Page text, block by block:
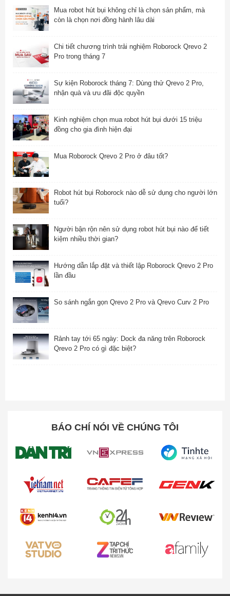
Mua robot hút bụi không chỉ là chọn sản phẩm, mà
còn là chọn nơi đồng hành lâu dài
Chi tiết chương trình trải nghiệm Roborock Qrevo 2
Pro trong tháng 7
Sự kiện Roborock tháng 7: Dùng thử Qrevo 2 Pro,
nhận quà và ưu đãi độc quyền
Kinh nghiệm chọn mua robot hút bụi dưới 15 triệu
đồng cho gia đình hiện đại
Mua Roborock Qrevo 2 Pro ở đâu tốt?
Robot hút bụi Roborock nào dễ sử dụng cho người lớn
tuổi?
Người bận rộn nên sử dụng robot hút bụi nào để tiết
kiệm nhiều thời gian?
Hướng dẫn lắp đặt và thiết lập Roborock Qrevo 2 Pro
lần đầu
So sánh ngắn gọn Qrevo 2 Pro và Qrevo Curv 2 Pro
Rảnh tay tới 65 ngày: Dock đa năng trên Roborock
Qrevo 2 Pro có gì đặc biệt?
BÁO CHÍ NÓI VỀ CHÚNG TÔI